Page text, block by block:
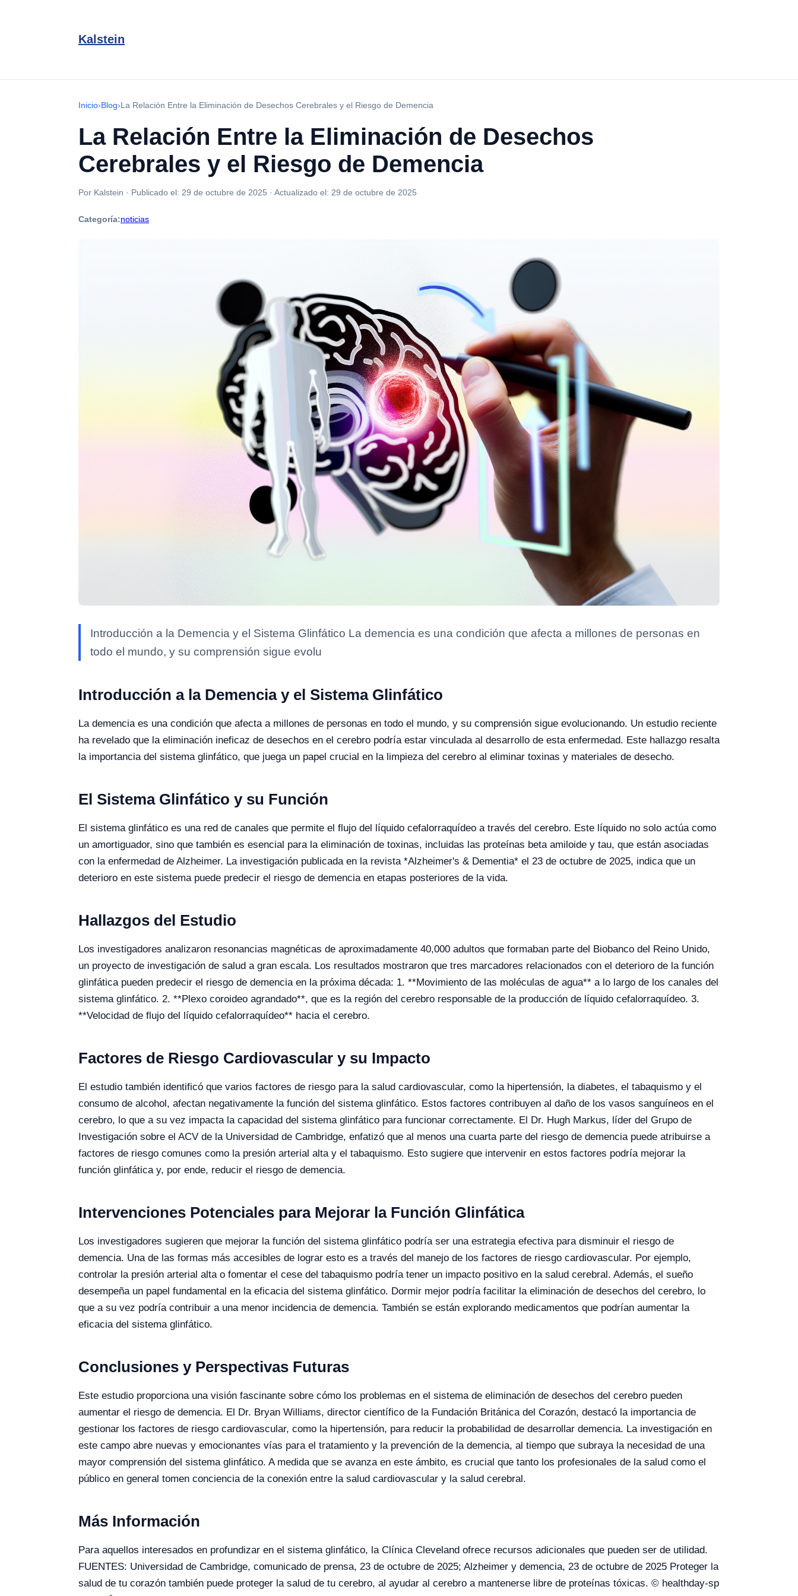
Kalstein
Inicio›Blog›La Relación Entre la Eliminación de Desechos Cerebrales y el Riesgo de Demencia
La Relación Entre la Eliminación de Desechos
Cerebrales y el Riesgo de Demencia
Por Kalstein · Publicado el: 29 de octubre de 2025 · Actualizado el: 29 de octubre de 2025
Categoría:noticias
Introducción a la Demencia y el Sistema Glinfático La demencia es una condición que afecta a millones de personas en
todo el mundo, y su comprensión sigue evolu
Introducción a la Demencia y el Sistema Glinfático
La demencia es una condición que afecta a millones de personas en todo el mundo, y su comprensión sigue evolucionando. Un estudio reciente
ha revelado que la eliminación ineficaz de desechos en el cerebro podría estar vinculada al desarrollo de esta enfermedad. Este hallazgo resalta
la importancia del sistema glinfático, que juega un papel crucial en la limpieza del cerebro al eliminar toxinas y materiales de desecho.
El Sistema Glinfático y su Función
El sistema glinfático es una red de canales que permite el flujo del líquido cefalorraquídeo a través del cerebro. Este líquido no solo actúa como
un amortiguador, sino que también es esencial para la eliminación de toxinas, incluidas las proteínas beta amiloide y tau, que están asociadas
con la enfermedad de Alzheimer. La investigación publicada en la revista *Alzheimer's & Dementia* el 23 de octubre de 2025, indica que un
deterioro en este sistema puede predecir el riesgo de demencia en etapas posteriores de la vida.
Hallazgos del Estudio
Los investigadores analizaron resonancias magnéticas de aproximadamente 40,000 adultos que formaban parte del Biobanco del Reino Unido,
un proyecto de investigación de salud a gran escala. Los resultados mostraron que tres marcadores relacionados con el deterioro de la función
glinfática pueden predecir el riesgo de demencia en la próxima década: 1. **Movimiento de las moléculas de agua** a lo largo de los canales del
sistema glinfático. 2. **Plexo coroideo agrandado**, que es la región del cerebro responsable de la producción de líquido cefalorraquídeo. 3.
**Velocidad de flujo del líquido cefalorraquídeo** hacia el cerebro.
Factores de Riesgo Cardiovascular y su Impacto
El estudio también identificó que varios factores de riesgo para la salud cardiovascular, como la hipertensión, la diabetes, el tabaquismo y el
consumo de alcohol, afectan negativamente la función del sistema glinfático. Estos factores contribuyen al daño de los vasos sanguíneos en el
cerebro, lo que a su vez impacta la capacidad del sistema glinfático para funcionar correctamente. El Dr. Hugh Markus, líder del Grupo de
Investigación sobre el ACV de la Universidad de Cambridge, enfatizó que al menos una cuarta parte del riesgo de demencia puede atribuirse a
factores de riesgo comunes como la presión arterial alta y el tabaquismo. Esto sugiere que intervenir en estos factores podría mejorar la
función glinfática y, por ende, reducir el riesgo de demencia.
Intervenciones Potenciales para Mejorar la Función Glinfática
Los investigadores sugieren que mejorar la función del sistema glinfático podría ser una estrategia efectiva para disminuir el riesgo de
demencia. Una de las formas más accesibles de lograr esto es a través del manejo de los factores de riesgo cardiovascular. Por ejemplo,
controlar la presión arterial alta o fomentar el cese del tabaquismo podría tener un impacto positivo en la salud cerebral. Además, el sueño
desempeña un papel fundamental en la eficacia del sistema glinfático. Dormir mejor podría facilitar la eliminación de desechos del cerebro, lo
que a su vez podría contribuir a una menor incidencia de demencia. También se están explorando medicamentos que podrían aumentar la
eficacia del sistema glinfático.
Conclusiones y Perspectivas Futuras
Este estudio proporciona una visión fascinante sobre cómo los problemas en el sistema de eliminación de desechos del cerebro pueden
aumentar el riesgo de demencia. El Dr. Bryan Williams, director científico de la Fundación Británica del Corazón, destacó la importancia de
gestionar los factores de riesgo cardiovascular, como la hipertensión, para reducir la probabilidad de desarrollar demencia. La investigación en
este campo abre nuevas y emocionantes vías para el tratamiento y la prevención de la demencia, al tiempo que subraya la necesidad de una
mayor comprensión del sistema glinfático. A medida que se avanza en este ámbito, es crucial que tanto los profesionales de la salud como el
público en general tomen conciencia de la conexión entre la salud cardiovascular y la salud cerebral.
Más Información
Para aquellos interesados en profundizar en el sistema glinfático, la Clínica Cleveland ofrece recursos adicionales que pueden ser de utilidad.
FUENTES: Universidad de Cambridge, comunicado de prensa, 23 de octubre de 2025; Alzheimer y demencia, 23 de octubre de 2025 Proteger la
salud de tu corazón también puede proteger la salud de tu cerebro, al ayudar al cerebro a mantenerse libre de proteínas tóxicas. © healthday-sp